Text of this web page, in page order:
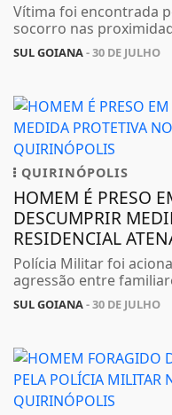
Vítima foi encontrada
socorro nas
SUL GOIANA- 30 DE JULHO
QUIRINÓPOLIS
HOMEM É PRESO
DESCUMPRIR
RESIDENCIAL
Polícia Militar foi
agressão entre
SUL GOIANA- 30 DE JULHO